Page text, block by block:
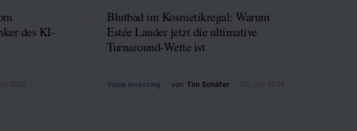
des KI-
2026
Blutbad im Kosmetikregal: Warum
Estée Lauder jetzt die ultimative
Turnaround-Wette ist
Value Investing von Tim Schäfer 30. Juli 2026